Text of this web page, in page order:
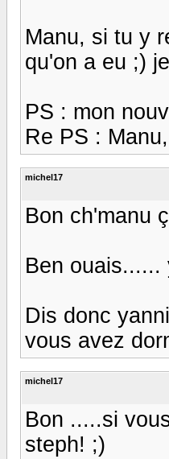
Manu, si tu y
qu'on a eu ;)
PS : mon
Re PS :
michel17
Bon ch'manu
Ben
Dis donc
vous avez
michel17
Bon .....si
steph! ;)